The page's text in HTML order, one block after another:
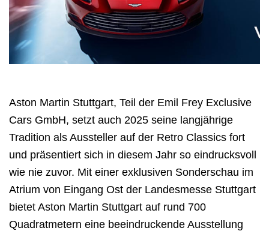
Aston Martin Stuttgart, Teil der Emil Frey Exclusive
Cars GmbH, setzt auch 2025 seine langjährige
Tradition als Aussteller auf der Retro Classics fort
und präsentiert sich in diesem Jahr so eindrucksvoll
wie nie zuvor. Mit einer exklusiven Sonderschau im
Atrium von Eingang Ost der Landesmesse Stuttgart
bietet Aston Martin Stuttgart auf rund 700
Quadratmetern eine beeindruckende Ausstellung